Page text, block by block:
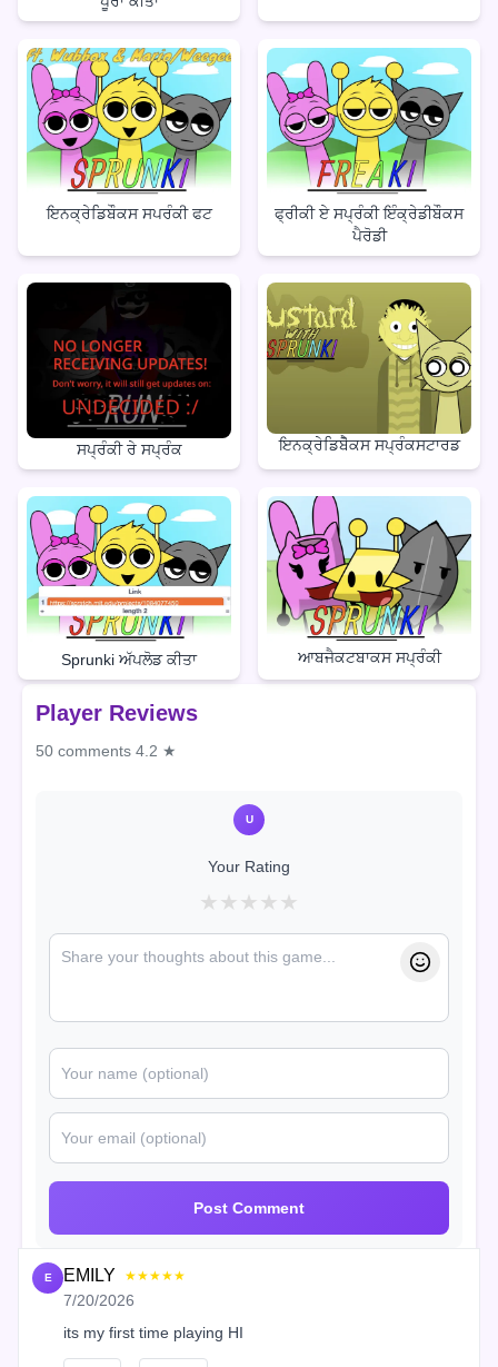
ਇਨਕ੍ਰੇਡਿਬੌਕਸ ਸਪਰੰਕੀ ਫਟ
ਫ੍ਰੀਕੀ ਏ ਸਪ੍ਰੰਕੀ ਇੰਕ੍ਰੇਡੀਬੌਕਸ
ਪੈਰੋਡੀ
ਸਪ੍ਰੰਕੀ ਰੇ ਸਪ੍ਰੰਕ ਇਨਕ੍ਰੇਡਿਬੋੈਕਸ ਸਪ੍ਰੰਕਸਟਾਰਡ
Sprunki ਅੱਪਲੋਡ ਕੀਤਾ ਆਬਜੈਕਟਬਾਕਸ ਸਪ੍ਰੰਕੀ
Player Reviews
50 comments 4.2 ★
U
Your Rating
★ ★ ★ ★ ★
Post Comment
E EMILY ★★★★★
7/20/2026
its my first time playing HI